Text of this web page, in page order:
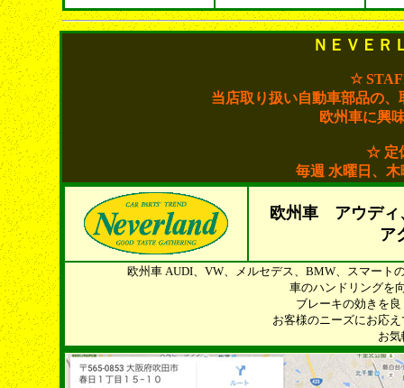
ＮＥＶＥＲ
☆
当店取り扱い自動車部品の
欧州車に興
☆ 定
毎週 水曜日、
欧州車 アウディ
ア
欧州車 AUDI、VW、メルセデス、BMW、スマート
車のハンドリングを
ブレーキの効きを
お客様のニーズにお応
お